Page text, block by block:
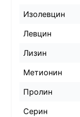
Изолевцин
Левцин
Лизин
Метионин
Пролин
Серин